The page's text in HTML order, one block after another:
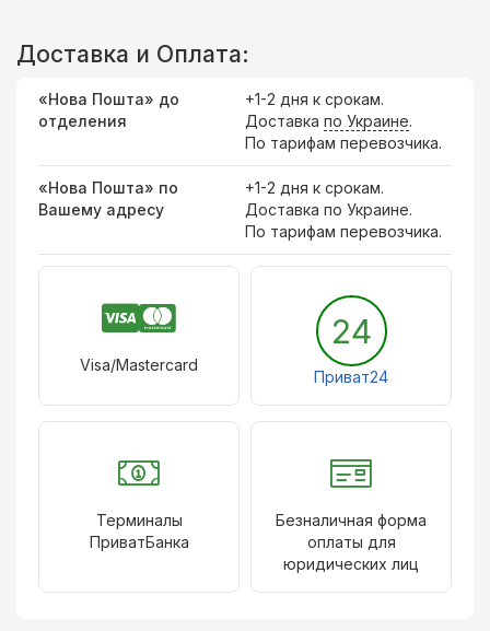
Доставка и Оплата:
«Нова Пошта» до
отделения
+1-2 дня к срокам.
Доставка по Украине.
По тарифам перевозчика.
«Нова Пошта» по
Вашему адресу
+1-2 дня к срокам.
Доставка по Украине.
По тарифам перевозчика.
Visa/Mastercard
24
Приват24
Терминалы
ПриватБанка
Безналичная форма
оплаты для
юридических лиц